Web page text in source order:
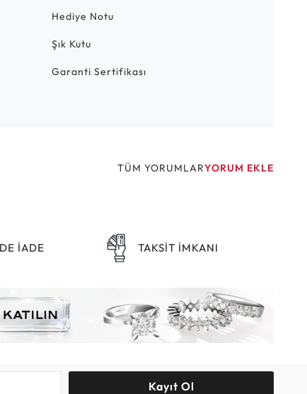
Hediye Notu
Şık Kutu
Garanti Sertifikası
TÜM YORUMLARYORUM EKLE
İADE TAKSİT İMKANI
Kayıt Ol